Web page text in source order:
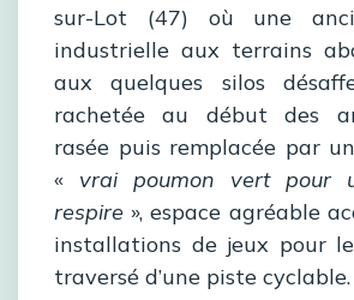
sur-Lot (47) où une
industrielle aux terrains
aux quelques silos
rachetée au début des
rasée puis remplacée par
« vrai poumon vert pour
respire », espace agréable
installations de jeux pour
traversé d’une piste cyclable.